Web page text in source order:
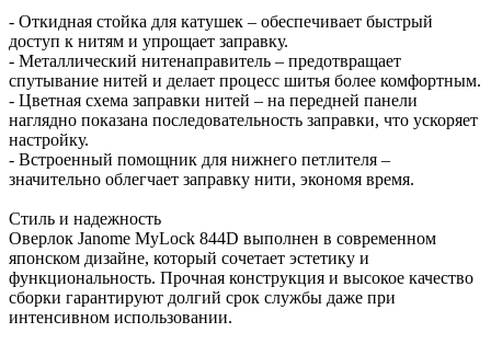
- Откидная стойка для катушек – обеспечивает быстрый
доступ к нитям и упрощает заправку.
- Металлический нитенаправитель – предотвращает
спутывание нитей и делает процесс шитья более комфортным.
- Цветная схема заправки нитей – на передней панели
наглядно показана последовательность заправки, что ускоряет
настройку.
- Встроенный помощник для нижнего петлителя –
значительно облегчает заправку нити, экономя время.
Стиль и надежность
Оверлок Janome MyLock 844D выполнен в современном
японском дизайне, который сочетает эстетику и
функциональность. Прочная конструкция и высокое качество
сборки гарантируют долгий срок службы даже при
интенсивном использовании.